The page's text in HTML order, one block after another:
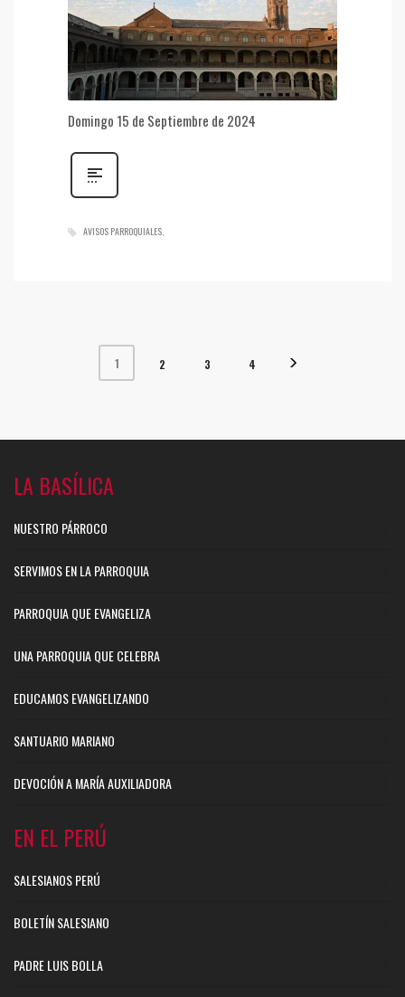
Domingo 15 de Septiembre de 2024
AVISOS PARROQUIALES
1 2 3 4
LA BASÍLICA
NUESTRO PÁRROCO
SERVIMOS EN LA PARROQUIA
PARROQUIA QUE EVANGELIZA
UNA PARROQUIA QUE CELEBRA
EDUCAMOS EVANGELIZANDO
SANTUARIO MARIANO
DEVOCIÓN A MARÍA AUXILIADORA
EN EL PERÚ
SALESIANOS PERÚ
BOLETÍN SALESIANO
PADRE LUIS BOLLA